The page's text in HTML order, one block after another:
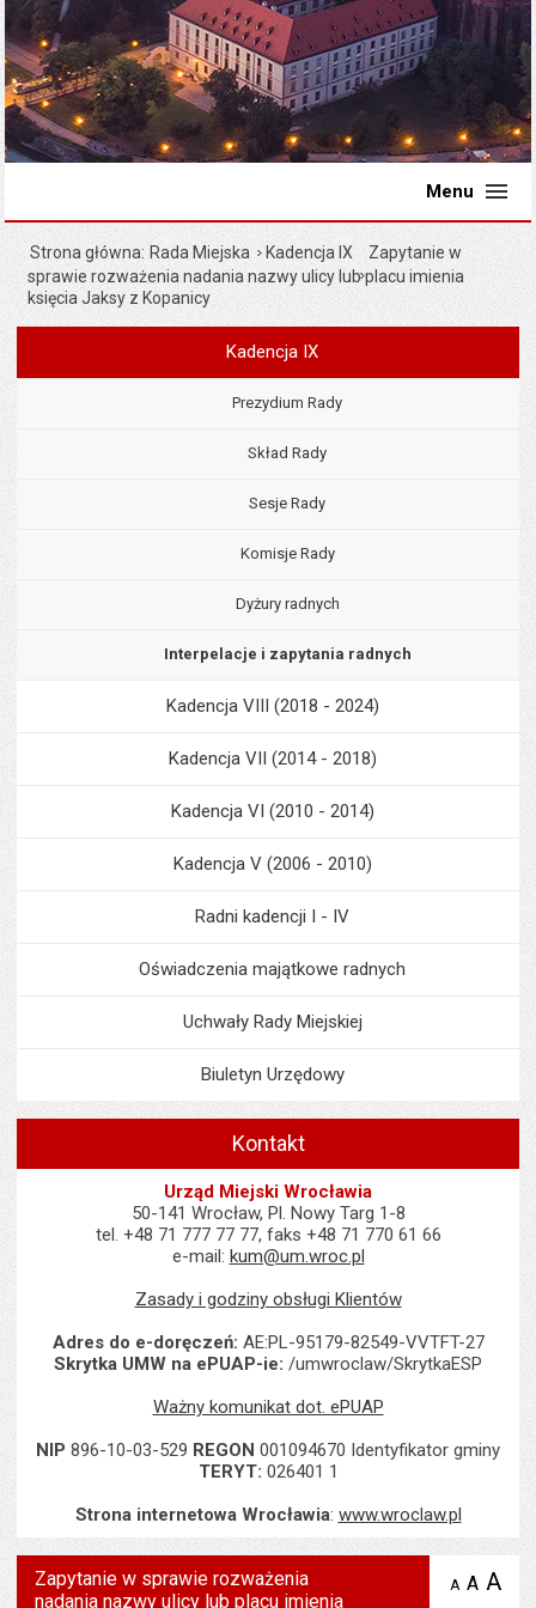
Menu
Strona główna Rada Miejska Kadencja IX
Zapytanie w
sprawie rozważenia nadania nazwy ulicy lub placu imienia
księcia Jaksy z Kopanicy
Menu
Kadencja IX
Prezydium Rady
Skład Rady
Sesje Rady
Komisje Rady
Dyżury radnych
Interpelacje i zapytania radnych
Kadencja VIII (2018 - 2024)
Kadencja VII (2014 - 2018)
Kadencja VI (2010 - 2014)
Kadencja V (2006 - 2010)
Radni kadencji I - IV
Oświadczenia majątkowe radnych
Uchwały Rady Miejskiej
Biuletyn Urzędowy
Kontakt
Urząd Miejski Wrocławia
50-141 Wrocław, Pl. Nowy Targ 1-8
tel. +48 71 777 77 77, faks +48 71 770 61 66
e-mail: kum@um.wroc.pl
Zasady i godziny obsługi Klientów
Adres do e-doręczeń: AE:PL-95179-82549-VVTFT-27
Skrytka UMW na ePUAP-ie: /umwroclaw/SkrytkaESP
Ważny komunikat dot. ePUAP
NIP 896-10-03-529 REGON 001094670 Identyfikator gminy
TERYT: 026401 1
Strona internetowa Wrocławia: www.wroclaw.pl
Zapytanie w sprawie rozważenia
nadania nazwy ulicy lub placu imienia
A zmniejsz
A A